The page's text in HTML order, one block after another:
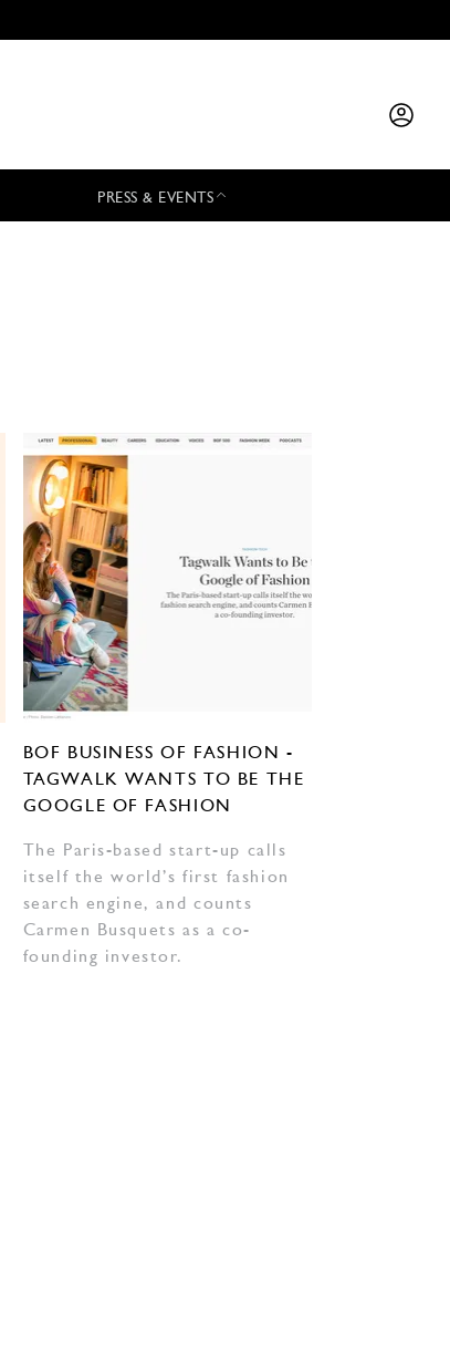
PRESS & EVENTS
BOF BUSINESS OF FASHION -
TAGWALK WANTS TO BE THE
GOOGLE OF FASHION
The Paris-based start-up calls
itself the world’s first fashion
search engine, and counts
Carmen Busquets as a co-
founding investor.